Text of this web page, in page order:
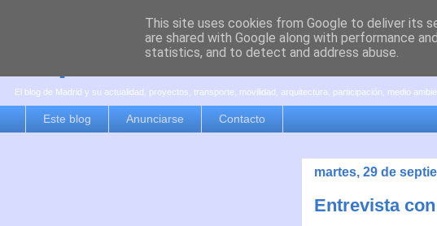
es por madrid
El blog de Madrid y su actualidad, proyectos, transporte, movilidad, arquitectura, participación, medio
Este blog Anunciarse Contacto
martes, 29 de
Entrevista
This site uses cookies from Google to deliver its
are shared with Google along with performance
statistics, and to detect and address abuse.